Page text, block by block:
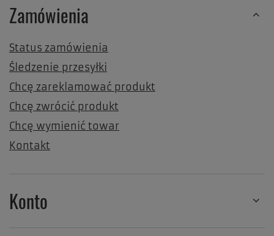
Zamówienia
Status zamówienia
Śledzenie przesyłki
Chcę zareklamować produkt
Chcę zwrócić produkt
Chcę wymienić towar
Kontakt
Konto